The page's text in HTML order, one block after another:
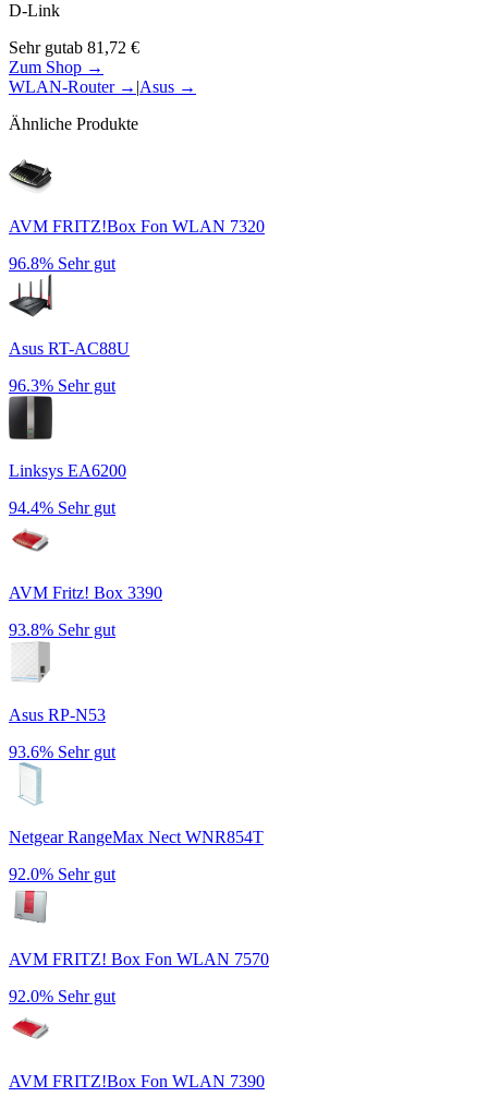
D-Link
Sehr gutab 81,72 €
Zum Shop →
WLAN-Router→ |Asus →
Ähnliche Produkte
AVM FRITZ!Box Fon WLAN 7320
96.8% Sehr gut
Asus RT-AC88U
96.3% Sehr gut
Linksys EA6200
94.4% Sehr gut
AVM Fritz! Box 3390
93.8% Sehr gut
Asus RP-N53
93.6% Sehr gut
Netgear RangeMax Nect WNR854T
92.0% Sehr gut
AVM FRITZ! Box Fon WLAN 7570
92.0% Sehr gut
AVM FRITZ!Box Fon WLAN 7390